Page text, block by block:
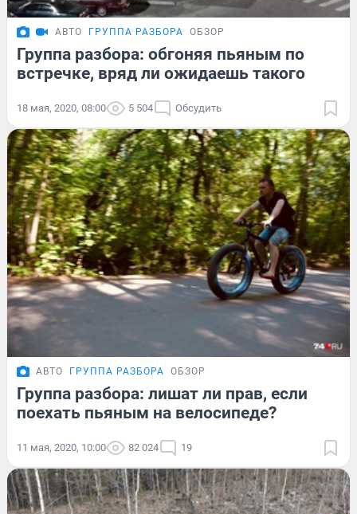
АВТО ГРУППА РАЗБОРА ОБЗОР
Группа разбора: обгоняя пьяным по
встречке, вряд ли ожидаешь такого
18 мая, 2020, 08:00 5 504 Обсудить
АВТО ГРУППА РАЗБОРА ОБЗОР
Группа разбора: лишат ли прав, если
поехать пьяным на велосипеде?
11 мая, 2020, 10:00 82 024 19